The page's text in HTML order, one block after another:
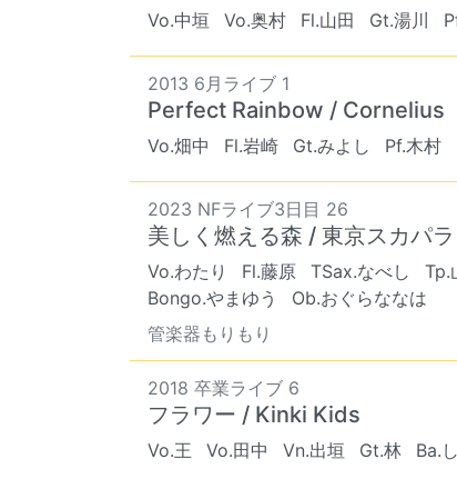
Vo.中垣 Vo.奥村 Fl.山田 Gt.湯川
2013 6月ライブ 1
Perfect Rainbow / Cornelius
Vo.畑中 Fl.岩崎 Gt.みよし Pf.木村
2023 NFライブ3日目 26
美しく燃える森 / 東京スカパ
Vo.わたり Fl.藤原 TSax.なべし Tp.
Bongo.やまゆう
Ob.おぐらななは
管楽器もりもり
2018 卒業ライブ 6
フラワー / Kinki Kids
Vo.王 Vo.田中 Vn.出垣 Gt.林 Ba.